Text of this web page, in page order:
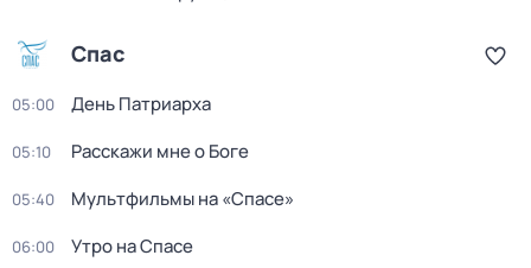
Спас
05:00 День Патриарха
05:10 Расскажи мне о Боге
05:40 Мультфильмы на «Спасе»
06:00 Утро на Спасе